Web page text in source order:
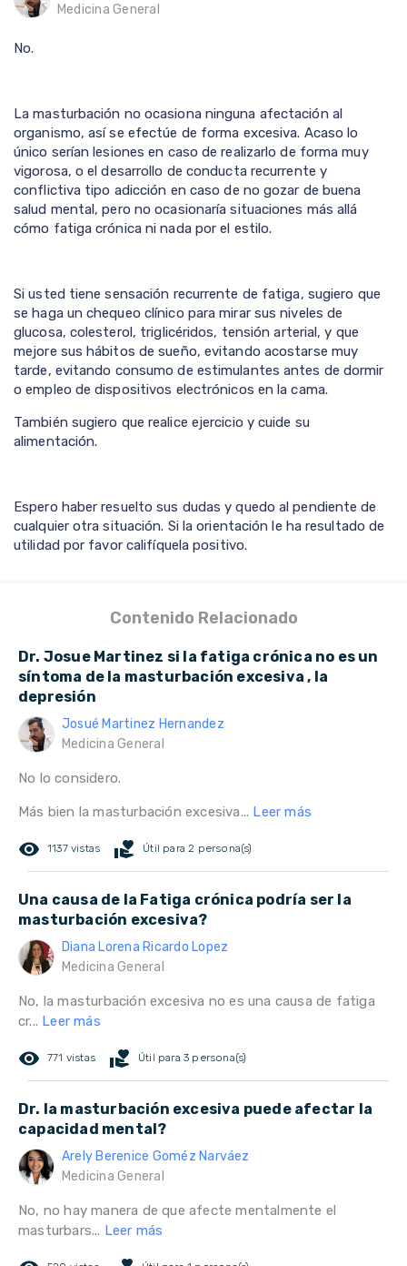
Medicina General
No.
La masturbación no ocasiona ninguna afectación al
organismo, así se efectúe de forma excesiva. Acaso lo
único serían lesiones en caso de realizarlo de forma muy
vigorosa, o el desarrollo de conducta recurrente y
conflictiva tipo adicción en caso de no gozar de buena
salud mental, pero no ocasionaría situaciones más allá
cómo fatiga crónica ni nada por el estilo.
Si usted tiene sensación recurrente de fatiga, sugiero que
se haga un chequeo clínico para mirar sus niveles de
glucosa, colesterol, triglicéridos, tensión arterial, y que
mejore sus hábitos de sueño, evitando acostarse muy
tarde, evitando consumo de estimulantes antes de dormir
o empleo de dispositivos electrónicos en la cama.
También sugiero que realice ejercicio y cuide su
alimentación.
Espero haber resuelto sus dudas y quedo al pendiente de
cualquier otra situación. Si la orientación le ha resultado de
utilidad por favor califíquela positivo.
Contenido Relacionado
Dr. Josue Martinez si la fatiga crónica no es un
síntoma de la masturbación excesiva , la
depresión
Josué Martinez Hernandez
Medicina General
No lo considero.
Más bien la masturbación excesiva... Leer más
remove_red_eye 1137 vistas volunteer_activism Útil para 2 persona(s)
Una causa de la Fatiga crónica podría ser la
masturbación excesiva?
Diana Lorena Ricardo Lopez
Medicina General
No, la masturbación excesiva no es una causa de fatiga
cr... Leer más
remove_red_eye 771 vistas volunteer_activism Útil para 3 persona(s)
Dr. la masturbación excesiva puede afectar la
capacidad mental?
Arely Berenice Goméz Narváez
Medicina General
No, no hay manera de que afecte mentalmente el
masturbars... Leer más